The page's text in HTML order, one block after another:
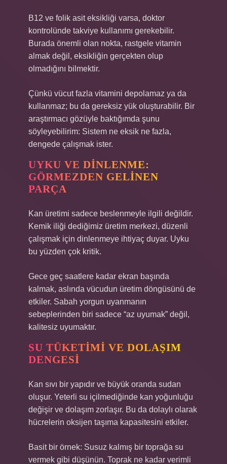
B12 ve folik asit eksikliği varsa, doktor
kontrolünde takviye kullanımı gerekebilir.
Burada önemli olan nokta, rastgele vitamin
almak değil, eksikliğin gerçekten olup
olmadığını bilmektir.
Çünkü vücut fazla vitamini depolamaz ya da
kullanmaz; bu da gereksiz yük oluşturabilir. Bir
araştırmacı gözüyle baktığımda şunu
söyleyebilirim: Sistem ne eksik ne fazla,
dengede çalışmak ister.
UYKU VE DINLENME:
GÖRMEZDEN GELINEN
PARÇA
Kan üretimi sadece beslenmeyle ilgili değildir.
Kemik iliği dediğimiz üretim merkezi, düzenli
çalışmak için dinlenmeye ihtiyaç duyar. Uyku
bu yüzden çok kritik.
Gece geç saatlere kadar ekran başında
kalmak, aslında vücudun üretim döngüsünü de
etkiler. Sabah yorgun uyanmanın
sebeplerinden biri sadece “az uyumak” değil,
kalitesiz uyumaktır.
SU TÜKETIMI VE DOLAŞIM
DENGESI
Kan sıvı bir yapıdır ve büyük oranda sudan
oluşur. Yeterli su içilmediğinde kan yoğunluğu
değişir ve dolaşım zorlaşır. Bu da dolaylı olarak
hücrelerin oksijen taşıma kapasitesini etkiler.
Basit bir örnek: Susuz kalmış bir toprağa su
vermek gibi düşünün. Toprak ne kadar verimli